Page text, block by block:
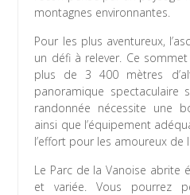
montagnes environnantes.
Pour les plus aventureux,
un défi à relever. Ce
plus de 3 400 mètres
panoramique spectaculaire
randonnée nécessite une
ainsi que l’équipement
l’effort pour les amoureux de
Le Parc de la Vanoise abrite
et variée. Vous pourrez